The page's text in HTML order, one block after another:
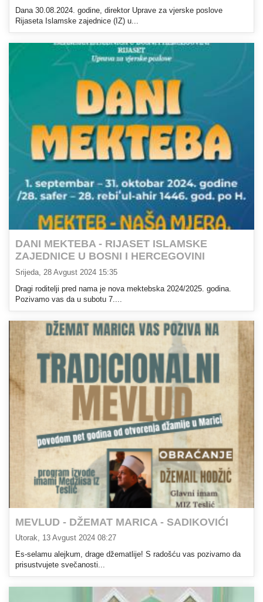
Dana 30.08.2024. godine, direktor Uprave za vjerske poslove
Rijaseta Islamske zajednice (IZ) u...
DANI MEKTEBA - RIJASET ISLAMSKE
ZAJEDNICE U BOSNI I HERCEGOVINI
Srijeda, 28 Avgust 2024 15:35
Dragi roditelji pred nama je nova mektebska 2024/2025. godina.
Pozivamo vas da u subotu 7....
MEVLUD - DŽEMAT MARICA - SADIKOVIĆI
Utorak, 13 Avgust 2024 08:27
Es-selamu alejkum, drage džematlije! S radošću vas pozivamo da
prisustvujete svečanosti...